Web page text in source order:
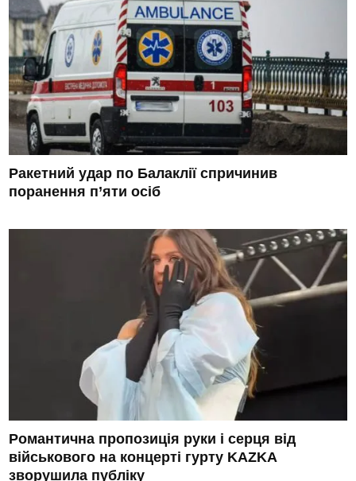
Ракетний удар по Балаклії спричинив
поранення п’яти осіб
Романтична пропозиція руки і серця від
військового на концерті гурту KAZKA
зворушила публіку